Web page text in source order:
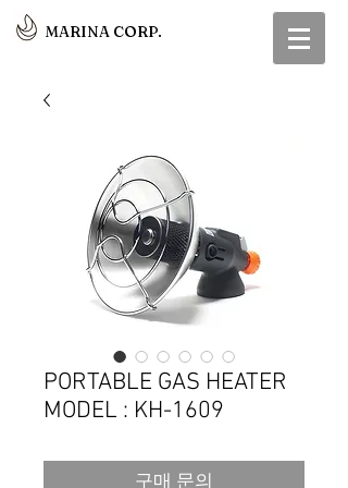
MARINA CORP.
PORTABLE GAS HEATER
MODEL : KH-1609
구매 문의